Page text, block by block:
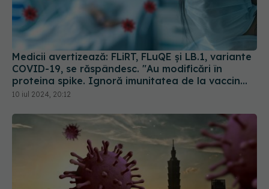
Medicii avertizează: FLiRT, FLuQE și LB.1, variante
COVID-19, se răspândesc. "Au modificări în
proteina spike. Ignoră imunitatea de la vaccin
sau infectarea anterioară
10 iul 2024, 20:12